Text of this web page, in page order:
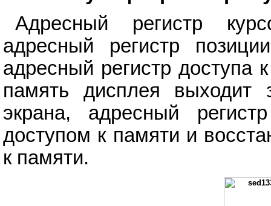
Адресный регистр
адресный регистр
адресный регистр доступа
память дисплея выходит
экрана, адресный
доступом к памяти и
к памяти.